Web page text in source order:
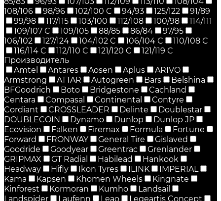
108/106
98/96 102/100 C 94/93 125/122
91/89
99/98
117/115 103/100 112/108 100/98
114/111
109/107 C
109/105 88/85 86/84
97/95
106/102
127/124 104/102 C 106/104 C
110/108 C
116/114 C
112/110 C 121/120 C
121/119 C
Производитель
Amtel
Antares Aosen Aplus
ARIVO
Armstrong
ATTAR Autogreen Bars
Belshina
BFGoodrich
Boto Bridgestone
Cachland
Centara
Compasal Continental
Contyre
Cordiant
CROSSLEADER Delinte
Doublestar
DOUBLECOIN
Dynamo Dunlop
Dunlop JP
Ecovision
Falken Firemax Formula
Fortune
Forward
FRONWAY General Tire
Gislaved
Goodride
Goodyear Greentrac
Grenlander
GRIPMAX
GT Radial Habilead
Hankook
Headway
Hifly Ikon Tyres ILINK
IMPERIAL
Kama
Kapsen Khomen Wheels
Kingnate
Kinforest
Kormoran Kumho
Landsail
Landspider
Laufenn Leao
Legeartis Concept